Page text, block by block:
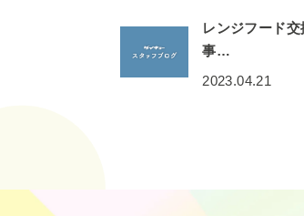
レンジフード交
事…
2023.04.21